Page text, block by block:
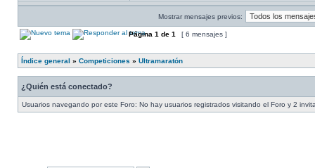
Mostrar mensajes previos:
Página 1 de 1 [ 6 mensajes ]
Índice general » Competiciones » Ultramaratón
¿Quién está conectado?
Usuarios navegando por este Foro: No hay usuarios registrados visitando el Foro y 2